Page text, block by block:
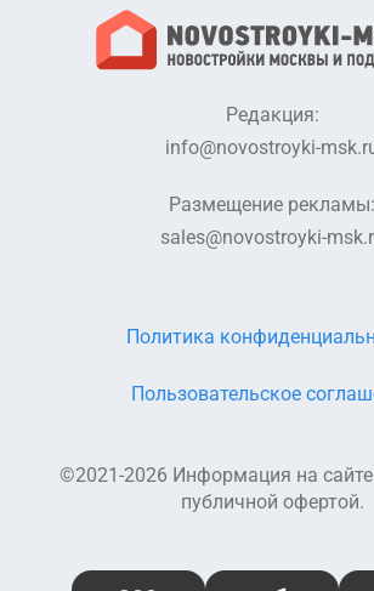
Редакция:
info@novostroyki-
Размещение рекламы:
sales@novostroyki-
©2021-2026 Информация на сайте
публичной офертой.
Пользовательское
Политика